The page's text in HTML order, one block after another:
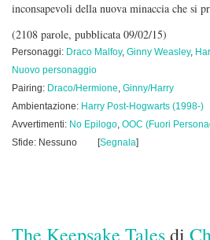
inconsapevoli della nuova minaccia che si
(2108 parole, pubblicata 09/02/15)
Personaggi: Draco Malfoy, Ginny Weasley,
Nuovo personaggio
Pairing: Draco/Hermione, Ginny/Harry
Ambientazione: Harry Post-Hogwarts (1998-)
Avvertimenti: No Epilogo, OOC (Fuori
Sfide: Nessuno
[Segnala]
The Keepsake Talesdi